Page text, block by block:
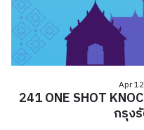
Apr
241 ONE SHOT
กรุง